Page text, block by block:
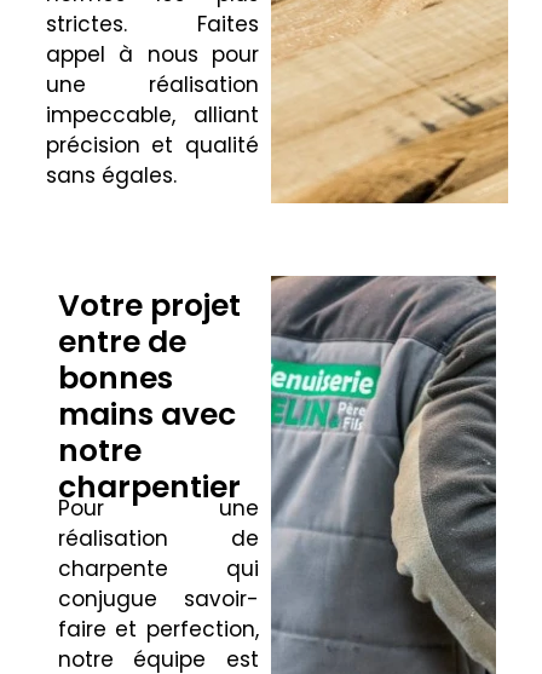
strictes. Faites
appel à nous pour
une réalisation
impeccable, alliant
précision et qualité
sans égales.
Votre projet
entre de
bonnes
mains avec
notre
charpentier
Pour une
réalisation de
charpente qui
conjugue savoir-
faire et perfection,
notre équipe est